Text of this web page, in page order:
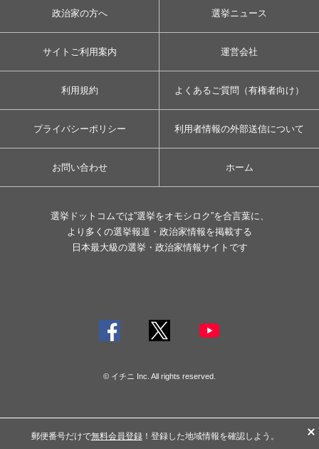
政治家の方へ 選挙ニュース
サイトご利用案内 運営会社
利用規約 よくあるご質問（有権者向け）
プライバシーポリシー 利用者情報の外部送信について
お問い合わせ ホーム
選挙ドットコムでは”選挙をオモシロク”を合言葉に、
より多くの選挙報道・政治家情報を掲載する
日本最大級の選挙・政治家情報サイトです
© イチニ Inc. All rights reserved.
郵便番号だけで無料会員登録！登録した地域情報を確認しよう。